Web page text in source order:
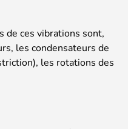
de ces vibrations sont,
les condensateurs de
les rotations des